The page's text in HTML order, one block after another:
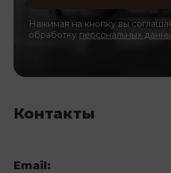
Нажимая на кнопку вы
обработку персональных
Контакты
Email: